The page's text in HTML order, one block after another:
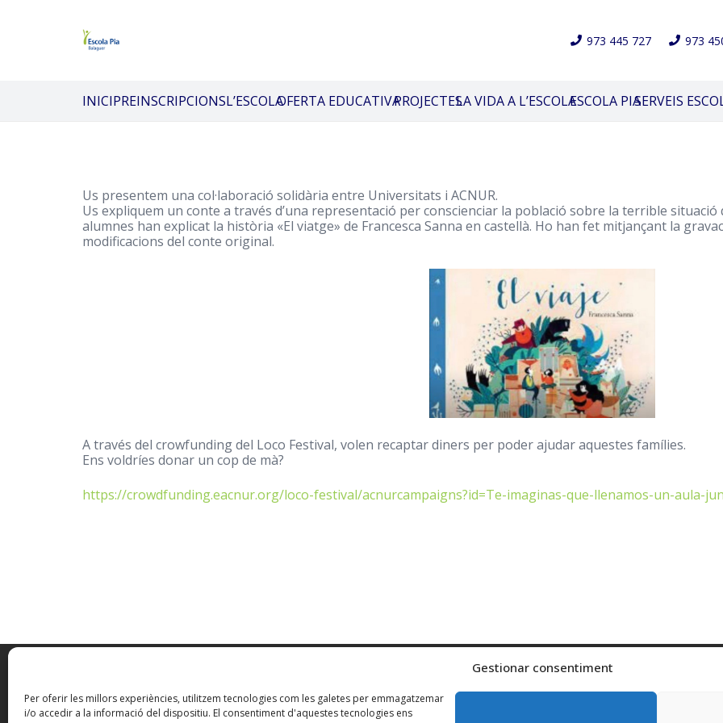
Gestionar consentiment
Per oferir les millors experiències, utilitzem tecnologies com les galetes per emmagatzemar
i/o accedir a la informació del dispositiu. El consentiment d'aquestes tecnologies ens
973 445 727 973
INICIPREINSCRIPCIONSL’ESCOLAOFERTA EDUCATIVAPROJECTESLA VIDA A L’ESCOLAESCOLA PIASERVEIS
Us presentem una col·laboració solidària entre Universitats i ACNUR.
Us expliquem un conte a través d’una representació per conscienciar la població sobre la terrible
alumnes han explicat la història «El viatge» de Francesca Sanna en castellà. Ho han fet mitjançant la
modificacions del conte original.
A través del crowfunding del Loco Festival, volen recaptar diners per poder ajudar aquestes famílies.
Ens voldríes donar un cop de mà?
https://crowdfunding.eacnur.org/loco-festival/acnurcampaigns?id=Te-imaginas-que-llenamos-un-aula-